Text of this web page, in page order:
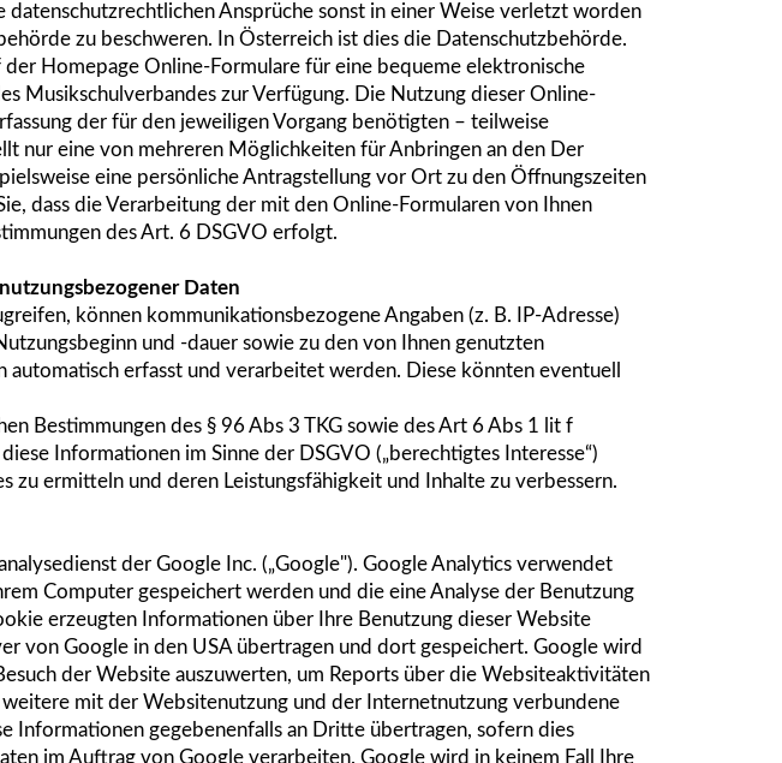
Ansprüche sonst in einer Weise verletzt worden
zu beschweren. In Österreich ist dies die Datenschutzbehörde.
Homepage Online-Formulare für eine bequeme elektronische
Musikschulverbandes zur Verfügung. Die Nutzung dieser Online-
der für den jeweiligen Vorgang benötigten – teilweise
nur eine von mehreren Möglichkeiten für Anbringen an den Der
eine persönliche Antragstellung vor Ort zu den Öffnungszeiten
dass die Verarbeitung der mit den Online-Formularen von Ihnen
des Art. 6 DSGVO erfolgt.
Daten
können kommunikationsbezogene Angaben (z. B. IP-Adresse)
und -dauer sowie zu den von Ihnen genutzten
erfasst und verarbeitet werden. Diese könnten eventuell
Bestimmungen des § 96 Abs 3 TKG sowie des Art 6 Abs 1 lit f
Informationen im Sinne der DSGVO („berechtigtes Interesse“)
zu ermitteln und deren Leistungsfähigkeit und Inhalte zu verbessern.
der Google Inc. („Google"). Google Analytics verwendet
Computer gespeichert werden und die eine Analyse der Benutzung
erzeugten Informationen über Ihre Benutzung dieser Website
von Google in den USA übertragen und dort gespeichert. Google wird
der Website auszuwerten, um Reports über die Websiteaktivitäten
mit der Websitenutzung und der Internetnutzung verbundene
Informationen gegebenenfalls an Dritte übertragen, sofern dies
im Auftrag von Google verarbeiten. Google wird in keinem Fall Ihre